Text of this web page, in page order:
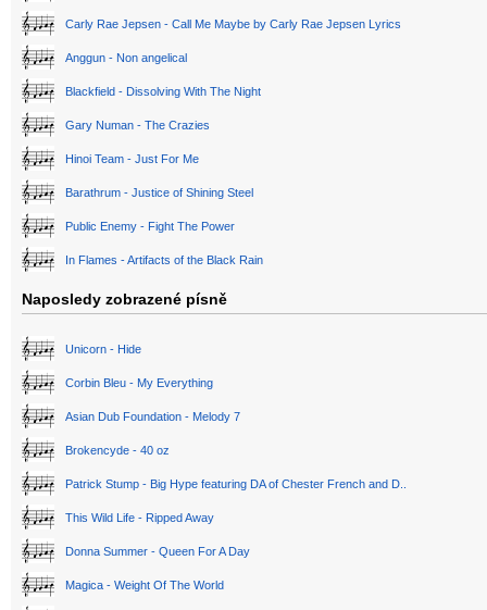
Carly Rae Jepsen - Call Me Maybe by Carly Rae Jepsen Lyrics
Anggun - Non angelical
Blackfield - Dissolving With The Night
Gary Numan - The Crazies
Hinoi Team - Just For Me
Barathrum - Justice of Shining Steel
Public Enemy - Fight The Power
In Flames - Artifacts of the Black Rain
Naposledy zobrazené písně
Unicorn - Hide
Corbin Bleu - My Everything
Asian Dub Foundation - Melody 7
Brokencyde - 40 oz
Patrick Stump - Big Hype featuring DA of Chester French and D..
This Wild Life - Ripped Away
Donna Summer - Queen For A Day
Magica - Weight Of The World